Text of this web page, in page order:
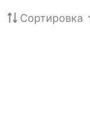
Сортировка